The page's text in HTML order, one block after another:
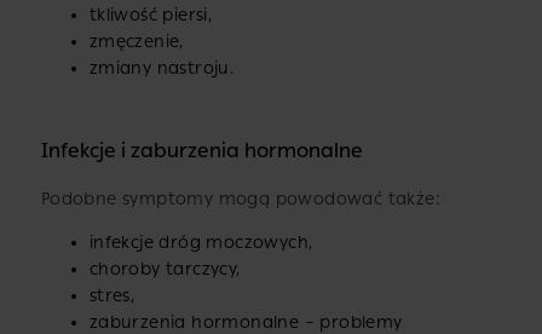
tkliwość piersi,
zmęczenie,
zmiany nastroju.
Infekcje i zaburzenia hormonalne
Podobne symptomy mogą powodować także:
infekcje dróg moczowych,
choroby tarczycy,
stres,
zaburzenia hormonalne – problemy